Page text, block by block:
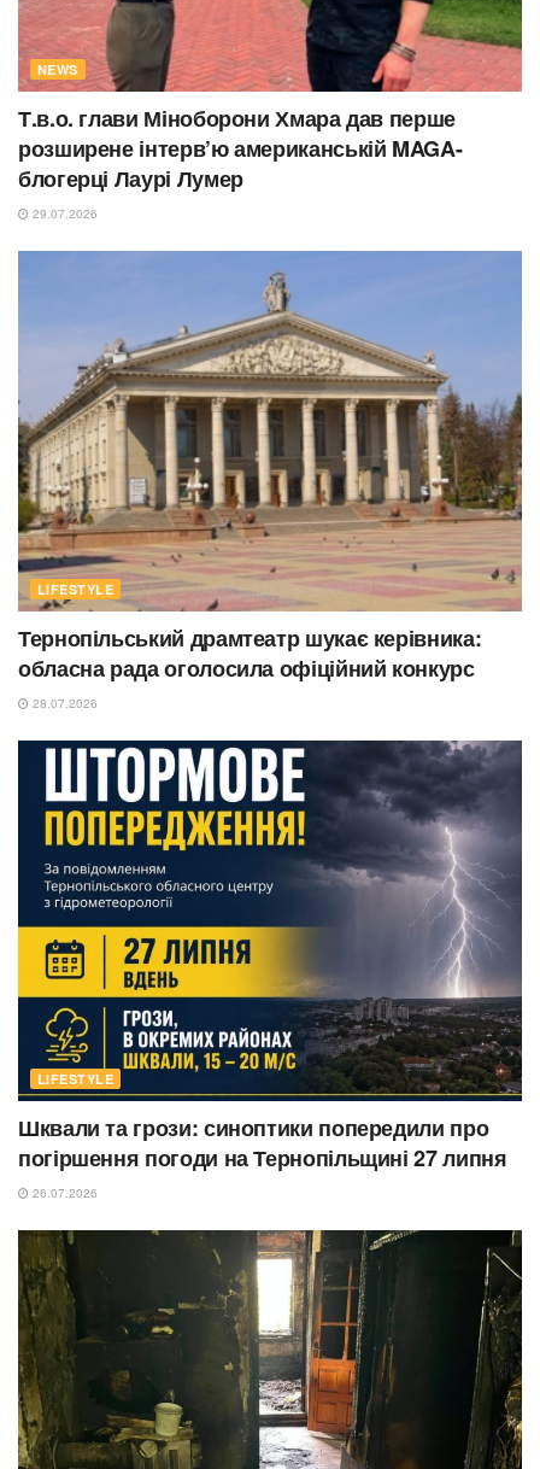
NEWS
Т.в.о. глави Міноборони Хмара дав перше
розширене інтерв’ю американській MAGA-
блогерці Лаурі Лумер
29.07.2026
LIFESTYLE
Тернопільський драмтеатр шукає керівника:
обласна рада оголосила офіційний конкурс
28.07.2026
LIFESTYLE
Шквали та грози: синоптики попередили про
погіршення погоди на Тернопільщині 27 липня
26.07.2026